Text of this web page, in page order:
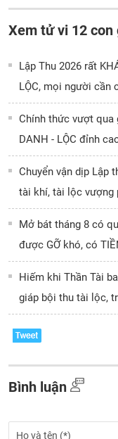
Xem tử vi 12 con
Lập Thu 2026 rất
LỘC, mọi người cần
Chính thức vượt qua
DANH - LỘC đỉnh
Chuyển vận dịp Lập
tài khí, tài lộc vượng
Mở bát tháng 8 có
được GỠ khó, có
Hiếm khi Thần Tài
giáp bội thu tài lộc,
Bình luận